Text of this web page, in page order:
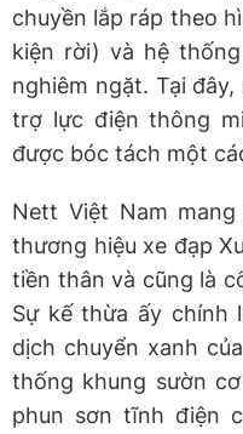
chuyền lắp ráp theo
kiện rời) và hệ
nghiêm ngặt. Tại
trợ lực điện thông
được bóc tách một
Nett Việt Nam
thương hiệu xe đạp
tiền thân và cũng là
Sự kế thừa ấy chính
dịch chuyển xanh
thống khung sườn
phun sơn tĩnh điện